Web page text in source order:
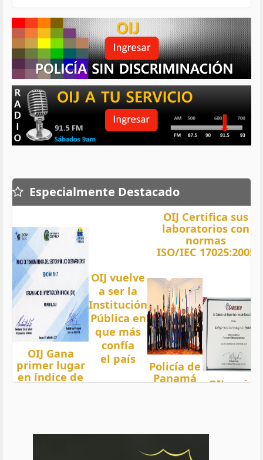
Especialmente Destacado
OIJ Gana
primer lugar
en índice de
OIJ vuelve
a ser la
Institución
Pública en
que más
confía
el país
OIJ Certifica sus
laboratorios con
normas
ISO/IEC 17025:2005
Policía de
Panamá
OIJ mejor